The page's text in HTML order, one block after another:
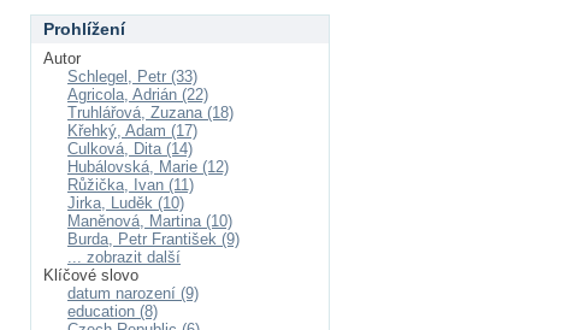
Prohlížení
Autor
Schlegel, Petr (33)
Agricola, Adrián (22)
Truhlářová, Zuzana (18)
Křehký, Adam (17)
Culková, Dita (14)
Hubálovská, Marie (12)
Růžička, Ivan (11)
Jirka, Luděk (10)
Maněnová, Martina (10)
Burda, Petr František (9)
... zobrazit další
Klíčové slovo
datum narození (9)
education (8)